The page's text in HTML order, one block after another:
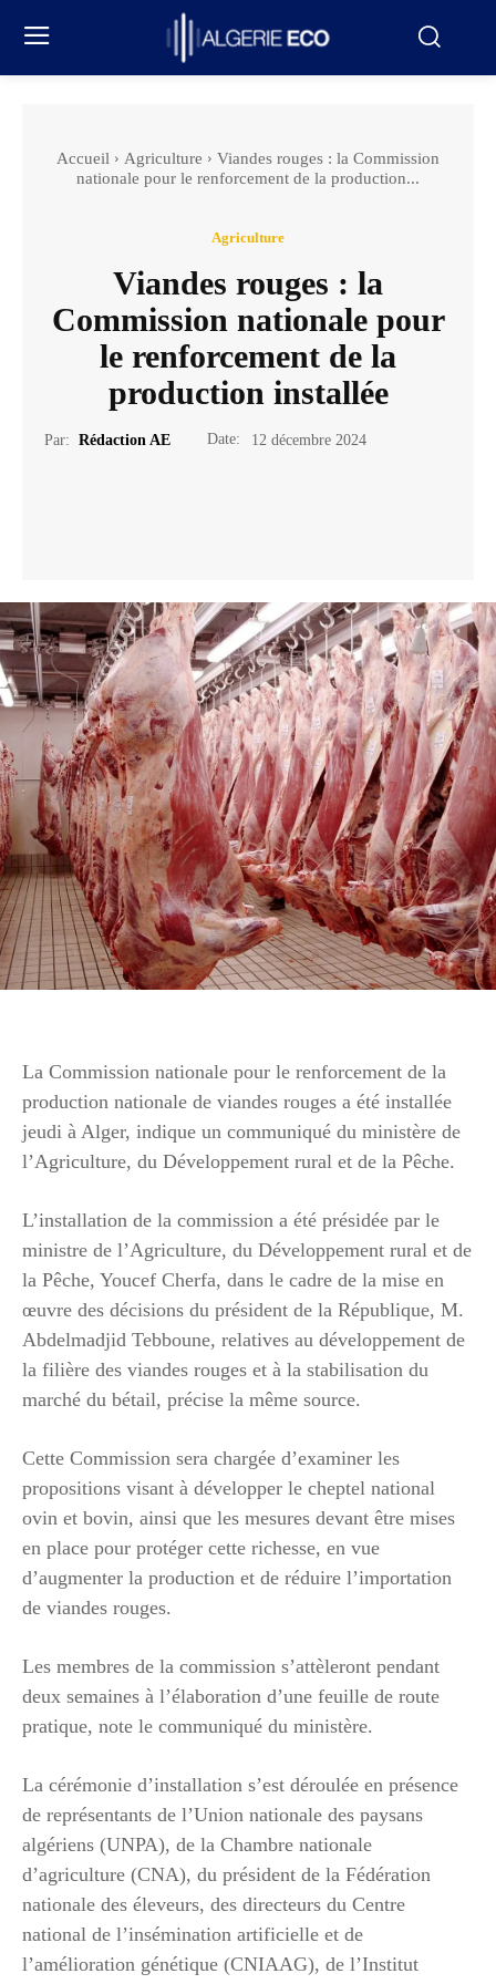
Accueil Agriculture
Viandes rouges : la Commission
nationale pour le renforcement de la production...
Agriculture
Viandes rouges : la
Commission nationale pour
le renforcement de la
production installée
Par: Rédaction AE Date: 12 décembre 2024
La Commission nationale pour le renforcement de la
production nationale de viandes rouges a été installée
jeudi à Alger, indique un communiqué du ministère de
l’Agriculture, du Développement rural et de la Pêche.
L’installation de la commission a été présidée par le
ministre de l’Agriculture, du Développement rural et de
la Pêche, Youcef Cherfa, dans le cadre de la mise en
œuvre des décisions du président de la République, M.
Abdelmadjid Tebboune, relatives au développement de
la filière des viandes rouges et à la stabilisation du
marché du bétail, précise la même source.
Cette Commission sera chargée d’examiner les
propositions visant à développer le cheptel national
ovin et bovin, ainsi que les mesures devant être mises
en place pour protéger cette richesse, en vue
d’augmenter la production et de réduire l’importation
de viandes rouges.
Les membres de la commission s’attèleront pendant
deux semaines à l’élaboration d’une feuille de route
pratique, note le communiqué du ministère.
La cérémonie d’installation s’est déroulée en présence
de représentants de l’Union nationale des paysans
algériens (UNPA), de la Chambre nationale
d’agriculture (CNA), du président de la Fédération
nationale des éleveurs, des directeurs du Centre
national de l’insémination artificielle et de
l’amélioration génétique (CNIAAG), de l’Institut